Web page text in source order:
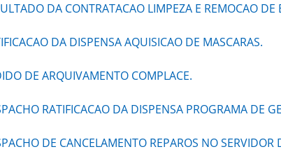
DA CONTRATACAO LIMPEZA E REMOCAO DE
DA DISPENSA AQUISICAO DE MASCARAS.
DE ARQUIVAMENTO COMPLACE.
RATIFICACAO DA DISPENSA PROGRAMA DE
DE CANCELAMENTO REPAROS NO SERVIDOR